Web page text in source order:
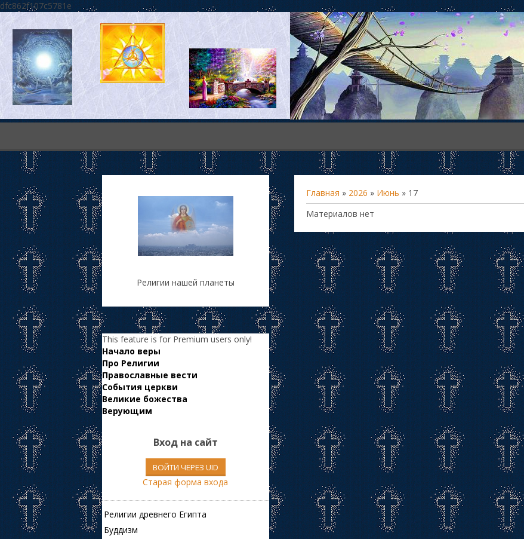
dfc862f107c5781e
Религии нашей планеты
Главная » 2026 » Июнь » 17
Материалов нет
This feature is for Premium users only!
Начало веры
Про Религии
Православные вести
События церкви
Великие божества
Верующим
Вход на сайт
ВОЙТИ ЧЕРЕЗ UID
Старая форма входа
Религии древнего Египта
Буддизм